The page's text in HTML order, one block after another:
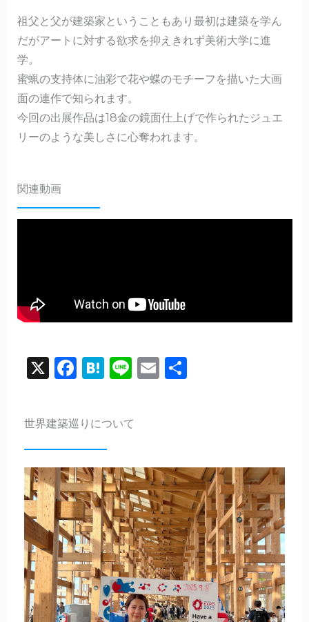
祖父と父が建築家ということもあり最初は建築を学ん
だがアートに対する欲求を抑えきれず美術大学に進
学。
蜜蝋の支持体に油彩で花や蝶のモチーフを描いた大画
面の連作で知られます。
今回の出展作品は18金の鏡面仕上げで作られたジュエ
リーのような美しさに心奪われます。
関連動画
FacebookEmail
Line
Hatena
X
共
世界建築巡りについて